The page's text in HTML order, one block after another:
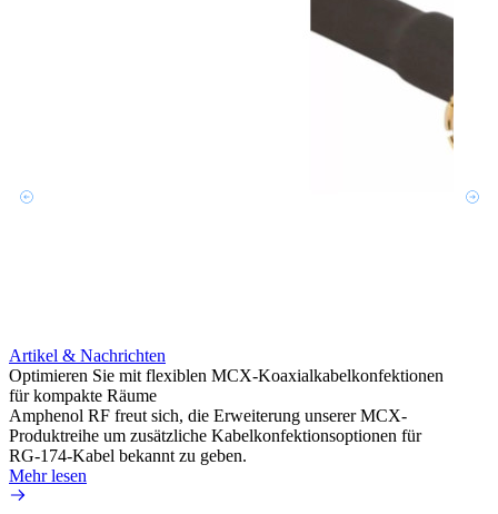
Artikel & Nachrichten
Optimieren Sie mit flexiblen MCX-Koaxialkabelkonfektionen
für kompakte Räume
Amphenol RF freut sich, die Erweiterung unserer MCX-
Produktreihe um zusätzliche Kabelkonfektionsoptionen für
RG-174-Kabel bekannt zu geben.
Mehr lesen